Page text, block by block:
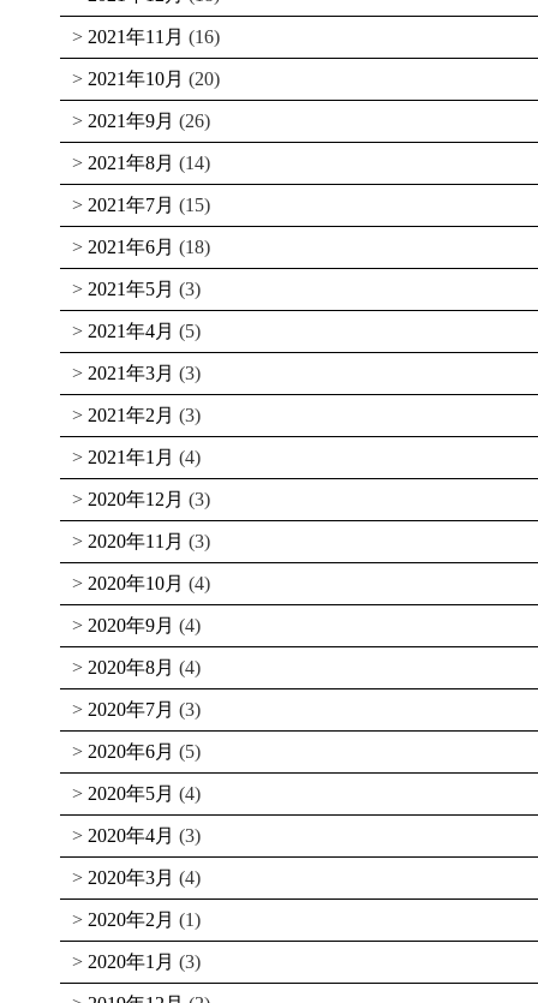
2021年11月 (16)
2021年10月 (20)
2021年9月 (26)
2021年8月 (14)
2021年7月 (15)
2021年6月 (18)
2021年5月 (3)
2021年4月 (5)
2021年3月 (3)
2021年2月 (3)
2021年1月 (4)
2020年12月 (3)
2020年11月 (3)
2020年10月 (4)
2020年9月 (4)
2020年8月 (4)
2020年7月 (3)
2020年6月 (5)
2020年5月 (4)
2020年4月 (3)
2020年3月 (4)
2020年2月 (1)
2020年1月 (3)